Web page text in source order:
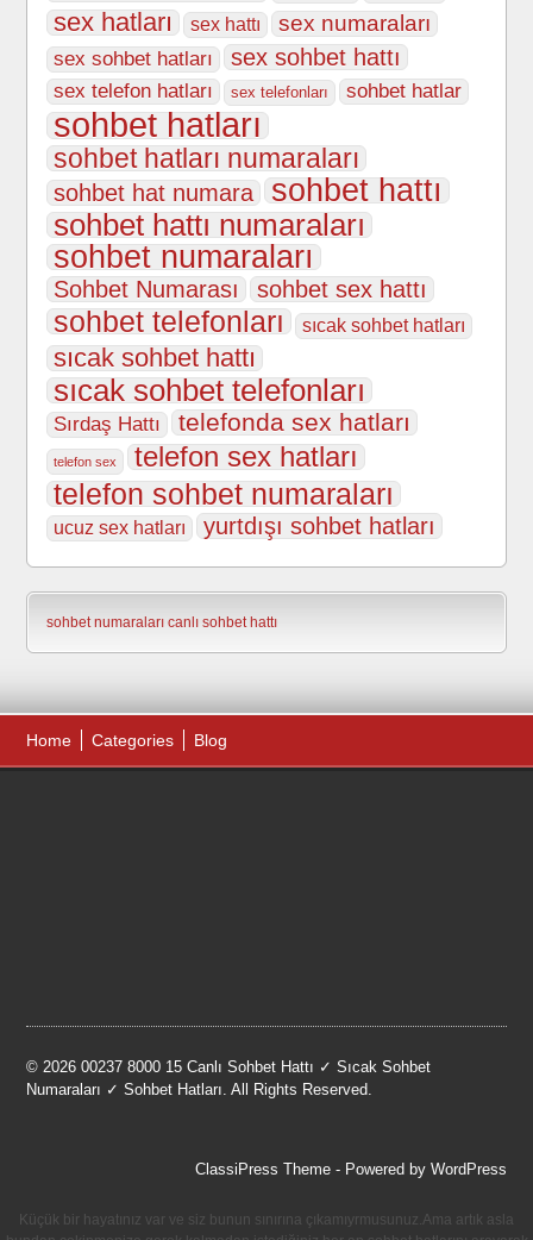
sex hatları sex hattı sex numaraları
sex sohbet hatları sex sohbet hattı
sex telefon hatları sex telefonları sohbet hatlar
sohbet hatları
sohbet hatları numaraları
sohbet hat numara sohbet hattı
sohbet hattı numaraları
sohbet numaraları
Sohbet Numarası sohbet sex hattı
sohbet telefonları sıcak sohbet hatları
sıcak sohbet hattı
sıcak sohbet telefonları
Sırdaş Hattı telefonda sex hatları
telefon sex telefon sex hatları
telefon sohbet numaraları
ucuz sex hatları yurtdışı sohbet hatları
sohbet numaraları canlı sohbet hattı
Home Categories Blog
© 2026 00237 8000 15 Canlı Sohbet Hattı ✓ Sıcak Sohbet
Numaraları ✓ Sohbet Hatları. All Rights Reserved.
ClassiPress Theme- Powered by WordPress
Küçük bir hayatınız var ve siz bunun sınırına çıkamıyrmusunuz.Ama artık asla